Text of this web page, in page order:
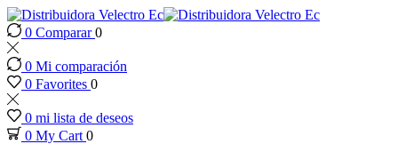
panel
panel
paketleri
0 Comparar0
0 Mi comparación
0 Favorites 0
0 mi lista de deseos
0 My Cart 0